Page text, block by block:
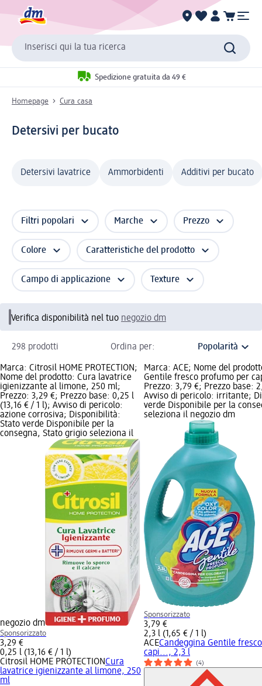
Inserisci qui la tua ricerca
Spedizione gratuita da 49 €
Homepage Cura casa
Detersivi per bucato
Detersivi lavatrice Ammorbidenti Additivi per bucato
Filtri popolari Marche Prezzo
Colore Caratteristiche del prodotto
Campo di applicazione Texture
Verifica disponibilità nel tuo negozio dm
298 prodotti Ordina per:
Marca: Citrosil HOME PROTECTION;
Nome del prodotto: Cura lavatrice
igienizzante al limone, 250 ml;
Prezzo: 3,29 €; Prezzo base: 0,25 l
(13,16 € / 1 l); Avviso di pericolo:
azione corrosiva; Disponibilità:
Stato verde Disponibile per la
consegna, Stato grigio seleziona il
negozio dm
Sponsorizzato
3,29 €
0,25 l (13,16 € / 1 l)
Citrosil HOME PROTECTIONCura
lavatrice igienizzante al limone, 250
ml
Marca: ACE; Nome del
Gentile fresco profumo per
Prezzo: 3,79 €; Prezzo base:
Avviso di pericolo: irritante;
verde Disponibile per la
seleziona il negozio dm
Sponsorizzato
3,79 €
2,3 l (1,65 € / 1 l)
ACECandeggina Gentile
capi..., 2,3 l
(4)